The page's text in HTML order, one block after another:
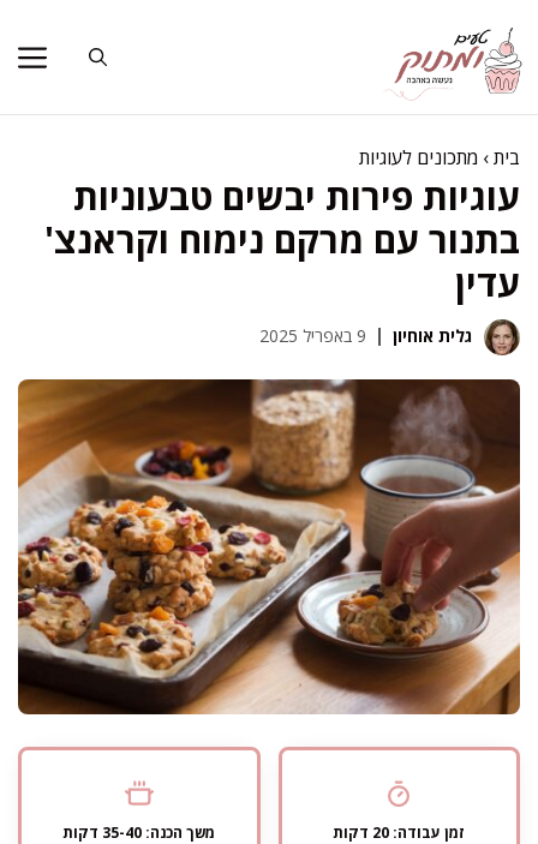
לתוכן
בית› מתכונים לעוגיות
עוגיות פירות יבשים טבעוניות
בתנור עם מרקם נימוח וקראנצ'
עדין
גלית אוחיון 9 באפריל 2025
זמן עבודה: 20 דקות משך הכנה: 35-40 דקות